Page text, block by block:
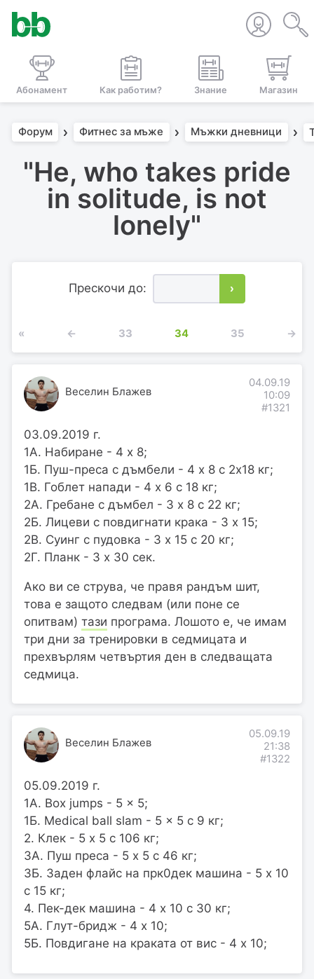
Абонамент Как работим? Знание Магазин
Форум Фитнес за мъже Мъжки дневници
"He, who takes pride
in solitude, is not
lonely"
Прескочи до: ›
« ← 33 34 35 →
Веселин Блажев
04.09.19
10:09
#1321
03.09.2019 г.
1А. Набиране - 4 x 8;
1Б. Пуш-преса с дъмбели - 4 х 8 с 2х18 кг;
1В. Гоблет напади - 4 х 6 с 18 кг;
2A. Гребане с дъмбел - 3 х 8 с 22 кг;
2Б. Лицеви с повдигнати крака - 3 х 15;
2В. Суинг с пудовка - 3 х 15 с 20 кг;
2Г. Планк - 3 х 30 сек.
Ако ви се струва, че правя рандъм шит,
това е защото следвам (или поне се
опитвам) тази програма. Лошото е, че имам
три дни за тренировки в седмицата и
прехвърлям четвъртия ден в следващата
седмица.
Веселин Блажев
05.09.19
21:38
#1322
05.09.2019 г.
1А. Box jumps - 5 x 5;
1Б. Medical ball slam - 5 x 5 с 9 кг;
2. Клек - 5 х 5 с 106 кг;
3А. Пуш преса - 5 х 5 с 46 кг;
3Б. Заден флайс на прк0дек машина - 5 х 10
с 15 кг;
4. Пек-дек машина - 4 х 10 с 30 кг;
5А. Глут-бридж - 4 х 10;
5Б. Повдигане на краката от вис - 4 х 10;